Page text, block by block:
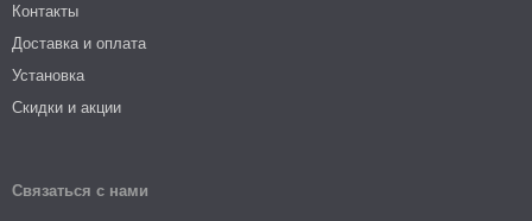
Контакты
Доставка и оплата
Установка
Скидки и акции
Связаться с нами